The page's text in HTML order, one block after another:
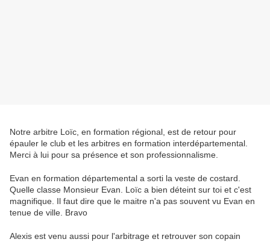
Notre arbitre Loïc, en formation régional, est de retour pour
épauler le club et les arbitres en formation interdépartemental.
Merci à lui pour sa présence et son professionnalisme.
Evan en formation départemental a sorti la veste de costard.
Quelle classe Monsieur Evan. Loïc a bien déteint sur toi et c'est
magnifique. Il faut dire que le maitre n'a pas souvent vu Evan en
tenue de ville. Bravo
Alexis est venu aussi pour l'arbitrage et retrouver son copain